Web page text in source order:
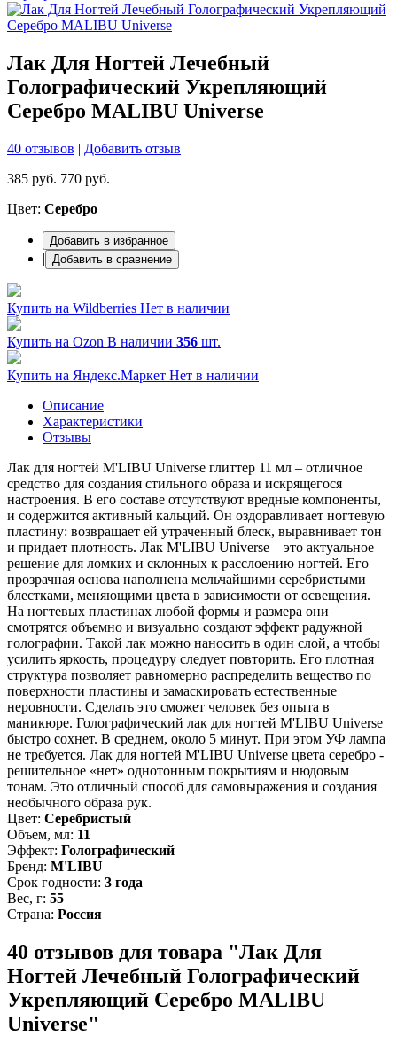
Лак Для Ногтей Лечебный
Голографический Укрепляющий
Серебро MALIBU Universe
40 отзывов | Добавить отзыв
385 руб. 770 руб.
Цвет: Серебро
Добавить в избранное
| Добавить в сравнение
Купить на Wildberries Нет в наличии
Купить на Ozon В наличии 356 шт.
Купить на Яндекс.Маркет Нет в наличии
Описание
Характеристики
Отзывы
Лак для ногтей M'LIBU Universe глиттер 11 мл – отличное
средство для создания стильного образа и искрящегося
настроения. В его составе отсутствуют вредные компоненты,
и содержится активный кальций. Он оздоравливает ногтевую
пластину: возвращает ей утраченный блеск, выравнивает тон
и придает плотность. Лак M'LIBU Universe – это актуальное
решение для ломких и склонных к расслоению ногтей. Его
прозрачная основа наполнена мельчайшими серебристыми
блестками, меняющими цвета в зависимости от освещения.
На ногтевых пластинах любой формы и размера они
смотрятся объемно и визуально создают эффект радужной
голографии. Такой лак можно наносить в один слой, а чтобы
усилить яркость, процедуру следует повторить. Его плотная
структура позволяет равномерно распределить вещество по
поверхности пластины и замаскировать естественные
неровности. Сделать это сможет человек без опыта в
маникюре. Голографический лак для ногтей M'LIBU Universe
быстро сохнет. В среднем, около 5 минут. При этом УФ лампа
не требуется. Лак для ногтей M'LIBU Universe цвета серебро -
решительное «нет» однотонным покрытиям и нюдовым
тонам. Это отличный способ для самовыражения и создания
необычного образа рук.
Цвет: Серебристый
Объем, мл: 11
Эффект: Голографический
Бренд: M'LIBU
Срок годности: 3 года
Вес, г: 55
Страна: Россия
40 отзывов для товара "Лак Для
Ногтей Лечебный Голографический
Укрепляющий Серебро MALIBU
Universe"